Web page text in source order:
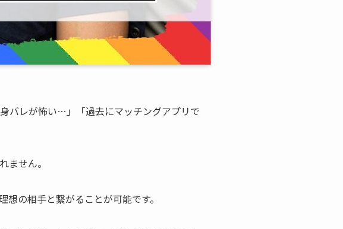
バレが怖い…」「過去にマッチングアプリで
ません。
の相手と繋がることが可能です。